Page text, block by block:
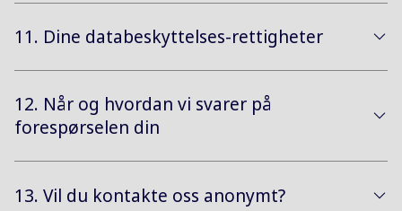
11. Dine databeskyttelses-rettigheter
12. Når og hvordan vi svarer på
forespørselen din
13. Vil du kontakte oss anonymt?